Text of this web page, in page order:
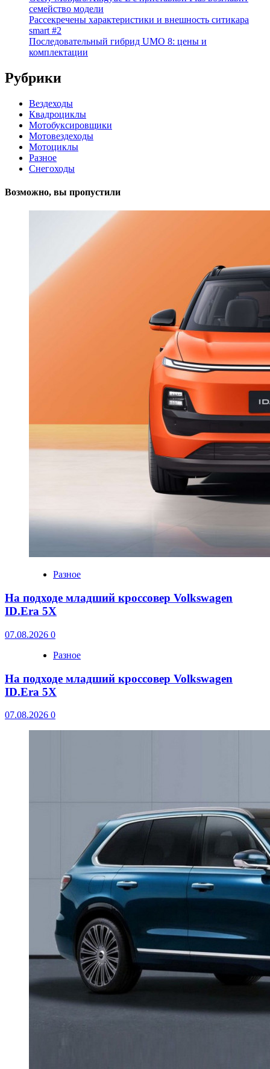
семейство модели
Рассекречены характеристики и внешность ситикара
smart #2
Последовательный гибрид UMO 8: цены и
комплектации
Рубрики
Вездеходы
Квадроциклы
Мотобуксировщики
Мотовездеходы
Мотоциклы
Разное
Снегоходы
Возможно, вы пропустили
Разное
На подходе младший кроссовер Volkswagen
ID.Era 5X
07.08.2026 0
Разное
На подходе младший кроссовер Volkswagen
ID.Era 5X
07.08.2026 0